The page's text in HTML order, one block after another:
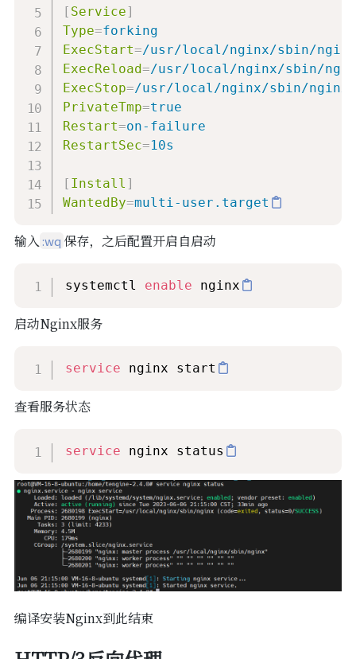
[ Service]
Type=forking
ExecStart=/usr/local/nginx/sbin/nginx
ExecReload=/usr/local/nginx/sbin/
ExecStop=/usr/local/nginx/sbin/
PrivateTmp=true
Restart=on-failure
RestartSec=10s
[ Install ]
WantedBy=multi-user.target
输入 :wq 保存，之后配置开启自启动
systemctl enable nginx
启动Nginx服务
service nginx start
查看服务状态
service nginx status
编译安装Nginx到此结束